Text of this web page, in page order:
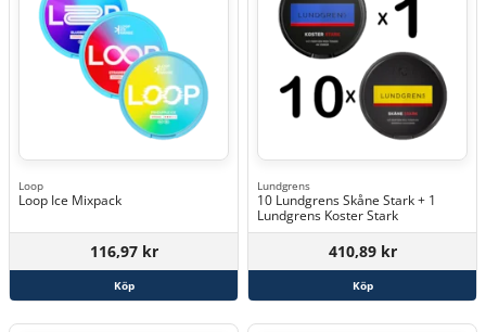
Loop
Loop Ice Mixpack
116,97 kr
Köp
Lundgrens
10 Lundgrens Skåne Stark + 1
Lundgrens Koster Stark
410,89 kr
Köp